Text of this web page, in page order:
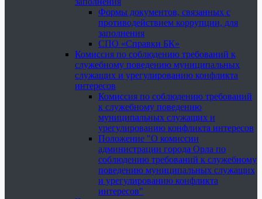
Формы документов, связанных с
противодействием коррупции, для
заполнения
СПО «Справки БК»
Комиссия по соблюдению требований к
служебному поведению муниципальных
служащих и урегулированию конфликта
интересов
Комиссия по соблюдению требований
к служебному поведению
муниципальных служащих и
урегулированию конфликта интересов
Положение "О комиссии
администрации города Орла по
соблюдению требований к служебному
поведению муниципальных служащих
и урегулированию конфликта
интересов"